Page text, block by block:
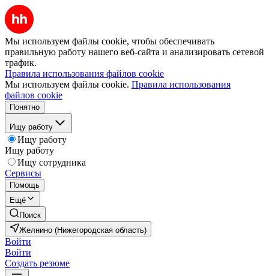
Мы используем файлы cookie, чтобы обеспечивать
правильную работу нашего веб-сайта и анализировать сетевой
трафик.
Правила использования файлов cookie
Мы используем файлы cookie. Правила использования
файлов cookie
Понятно
Ищу работу
Ищу работу
Ищу работу
Ищу сотрудника
Сервисы
Помощь
Ещё
Поиск
Желнино (Нижегородская область)
Войти
Войти
Создать резюме